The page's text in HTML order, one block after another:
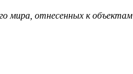
мира, отнесенных к